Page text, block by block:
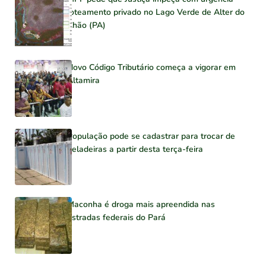
loteamento privado no Lago Verde de Alter do
Chão (PA)
Novo Código Tributário começa a vigorar em
Altamira
População pode se cadastrar para trocar de
geladeiras a partir desta terça-feira
Maconha é droga mais apreendida nas
estradas federais do Pará